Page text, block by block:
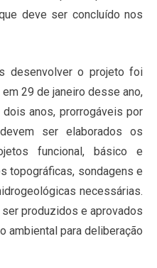
deve ser concluído nos
desenvolver o projeto foi
29 de janeiro desse ano,
anos, prorrogáveis por
ser elaborados os
funcional, básico e
topográficas, sondagens e
necessárias.
produzidos e aprovados
ambiental para deliberação